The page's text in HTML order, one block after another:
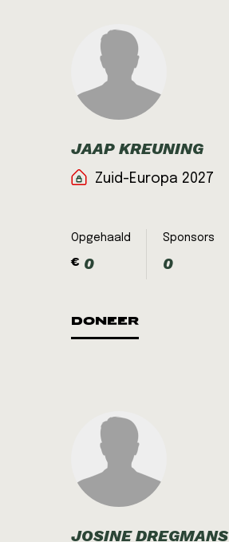
JAAP KREUNING
Zuid-Europa 2027
Opgehaald
€ 0
Sponsors
0
DONEER
JOSINE DREGMANS